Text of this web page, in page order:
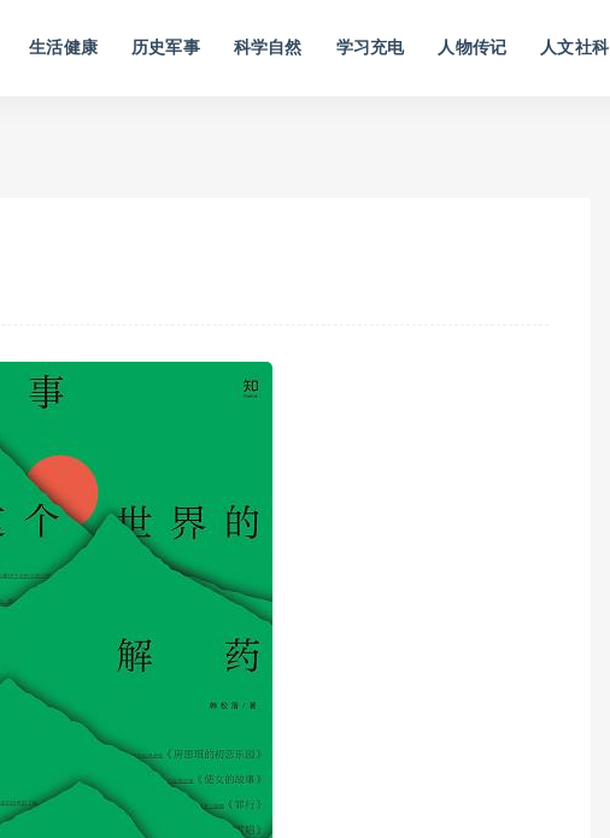
生活健康 历史军事 科学自然 学习充电 人物传记 人文社科